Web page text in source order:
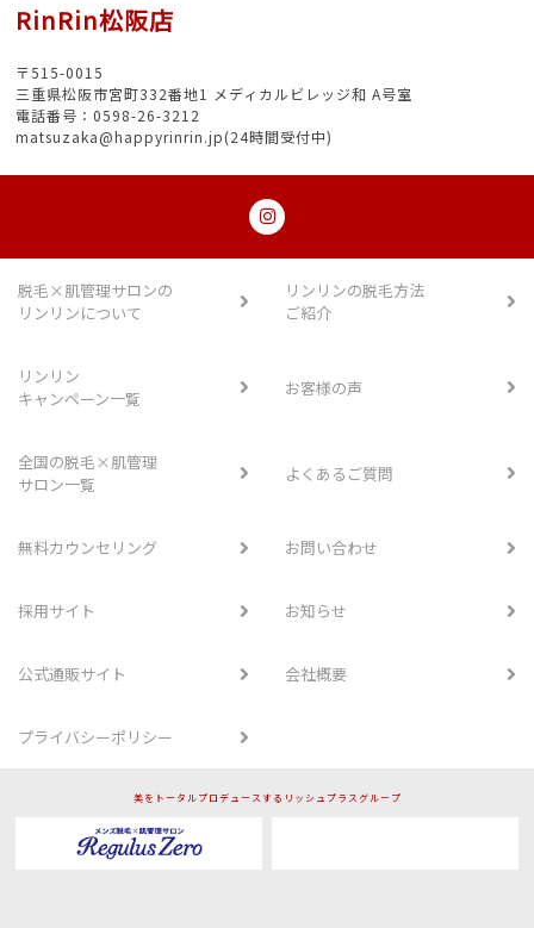
RinRin松阪店
〒515-0015
三重県松阪市宮町332番地1 メディカルビレッジ和 A号室
電話番号：0598-26-3212
matsuzaka@happyrinrin.jp(24時間受付中)
脱毛×肌管理サロンの
リンリンについて
リンリンの脱毛方法
ご紹介
リンリン
キャンペーン一覧
お客様の声
全国の脱毛×肌管理
サロン一覧
よくあるご質問
無料カウンセリング お問い合わせ
採用サイト お知らせ
公式通販サイト 会社概要
プライバシーポリシー
美をトータルプロデュースするリッシュプラスグループ